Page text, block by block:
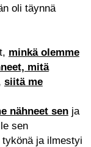
oli täynnä
minkä olemme
mitä
siitä me
nähneet senja
sen
ja ilmestyi